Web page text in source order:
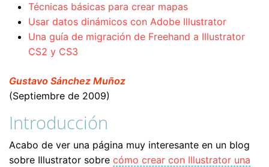
Técnicas básicas para crear mapas
Usar datos dinámicos con Adobe Illustrator
Una guía de migración de Freehand a Illustrator
CS2 y CS3
Gustavo Sánchez Muñoz
(Septiembre de 2009)
Introducción
Acabo de ver una página muy interesante en un blog
sobre Illustrator sobre cómo crear con Illustrator una